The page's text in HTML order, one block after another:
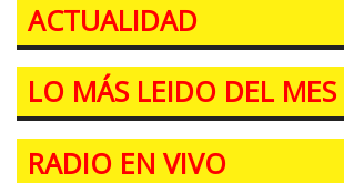
ACTUALIDAD
LO MÁS LEIDO DEL MES
RADIO EN VIVO